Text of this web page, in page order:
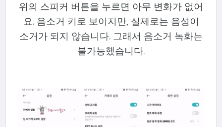
위의 스피커 버튼을 누르면 아무 변화가 없어
요. 음소거 키로 보이지만, 실제로는 음성이
소거가 되지 않습니다. 그래서 음소거 녹화는
불가능했습니다.